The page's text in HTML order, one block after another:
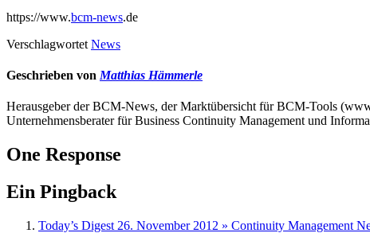
https://www.bcm-news.de
Verschlagwortet News
Geschrieben von Matthias Hämmerle
Herausgeber der BCM-News, der Marktübersicht für BCM-Tools
Unternehmensberater für Business Continuity Management und
One Response
Ein Pingback
Today’s Digest 26. November 2012 » Continuity Management